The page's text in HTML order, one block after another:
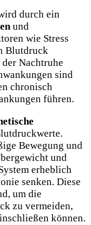
durch ein
und
wie Stress
Blutdruck
Nachtruhe
sind
chronisch
führen.
Bewegung und
und
erheblich
senken. Diese
um die
zu vermeiden,
können.